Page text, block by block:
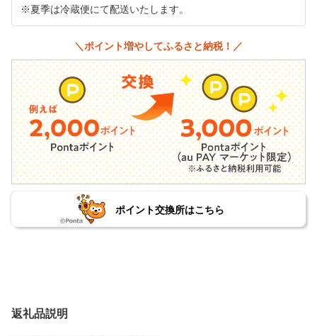
※夏季は冷蔵便にて配送いたします。
＼ポイント増やしてふるさと納税！／
ポイント交換所はこちら
返礼品説明